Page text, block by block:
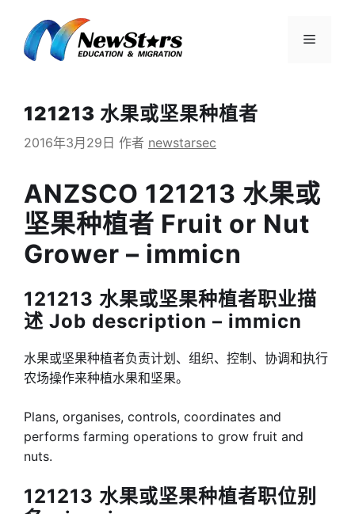
菜
121213 水果或坚果种植者
2016年3月29日 作者 newstarsec
ANZSCO 121213 水果或
坚果种植者 Fruit or Nut
Grower – immicn
121213 水果或坚果种植者职业描
述 Job description – immicn
水果或坚果种植者负责计划、组织、控制、协调和执行
农场操作来种植水果和坚果。
Plans, organises, controls, coordinates and
performs farming operations to grow fruit and
nuts.
121213 水果或坚果种植者职位别